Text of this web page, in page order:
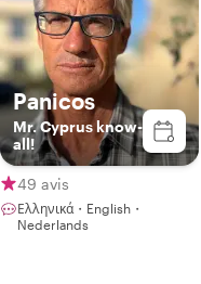
Panicos
Mr. Cyprus know-
all!
49 avis
Ελληνικά・English・
Nederlands